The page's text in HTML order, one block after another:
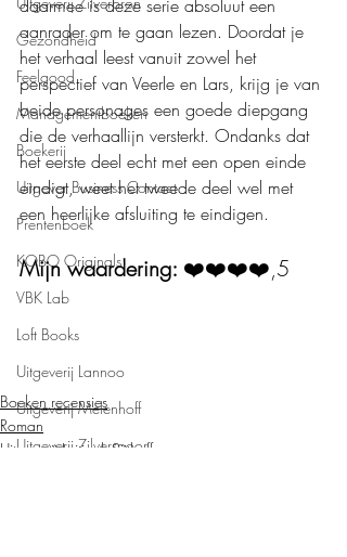
Gezondheid
Feelgood
Managementboeken
Boekerij
Uitgever Business Contact
Prentenboek
KOBO Originals
VBK Lab
Loft Books
Uitgeverij Lannoo
Uitgeverij Melenhoff
Uitgeverij Zilverspoor
daarmee is deze serie absoluut een
aanrader om te gaan lezen. Doordat je
het verhaal leest vanuit zowel het
perspectief van Veerle en Lars, krijg je van
beide personages een goede diepgang
die de verhaallijn versterkt. Ondanks dat
het eerste deel echt met een open einde
eindigt, weet het tweede deel wel met
een heerlijke afsluiting te eindigen.
Mijn waardering: ❤️❤️❤️❤️,5
Boeken recensies
Roman
Uitgeverij Luitingh-Sijthoff